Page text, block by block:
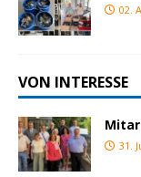
02.
VON INTERESSE
31.